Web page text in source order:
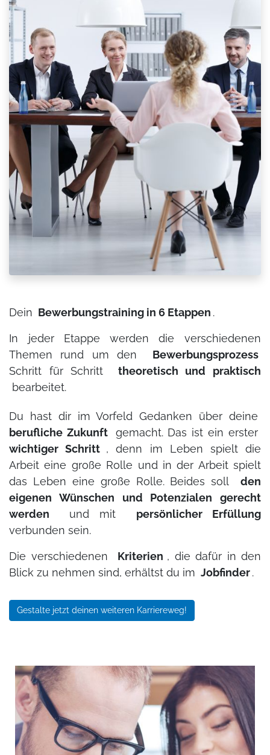
Dein Bewerbungstraining in 6 Etappen .
In jeder Etappe werden die verschiedenen
Themen rund um den
Bewerbungsprozess
Schritt für Schritt
theoretisch und praktisch
bearbeitet.
Du hast dir im Vorfeld Gedanken über deine
berufliche Zukunft
gemacht. Das ist ein erster
wichtiger Schritt , denn im Leben spielt die
Arbeit eine große Rolle und in der Arbeit spielt
das Leben eine große Rolle. Beides soll
den
eigenen Wünschen und Potenzialen gerecht
werden
und mit
persönlicher Erfüllung
verbunden sein.
Die verschiedenen Kriterien , die dafür in den
Blick zu nehmen sind, erhältst du im Jobfinder.
Gestalte jetzt deinen weiteren Karriereweg!